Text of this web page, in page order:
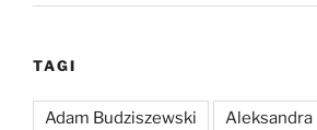
TAGI
Adam Budziszewski